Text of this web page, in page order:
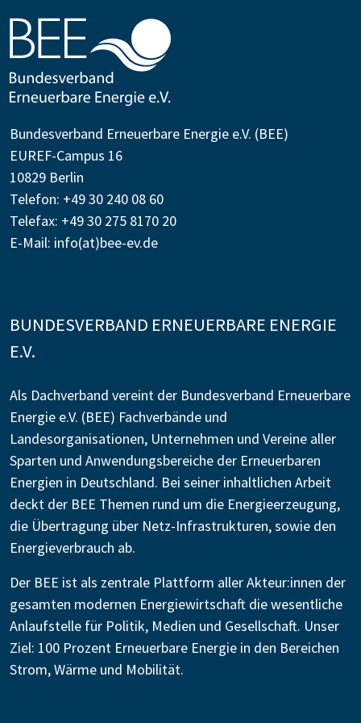
Bundesverband Erneuerbare Energie e.V. (BEE)
EUREF-Campus 16
10829 Berlin
Telefon: +49 30 240 08 60
Telefax: +49 30 275 8170 20
E-Mail: info(at)bee-ev.de
BUNDESVERBAND ERNEUERBARE ENERGIE
E.V.
Als Dachverband vereint der Bundesverband Erneuerbare
Energie e.V. (BEE) Fachverbände und
Landesorganisationen, Unternehmen und Vereine aller
Sparten und Anwendungsbereiche der Erneuerbaren
Energien in Deutschland. Bei seiner inhaltlichen Arbeit
deckt der BEE Themen rund um die Energieerzeugung,
die Übertragung über Netz-Infrastrukturen, sowie den
Energieverbrauch ab.
Der BEE ist als zentrale Plattform aller Akteur:innen der
gesamten modernen Energiewirtschaft die wesentliche
Anlaufstelle für Politik, Medien und Gesellschaft. Unser
Ziel: 100 Prozent Erneuerbare Energie in den Bereichen
Strom, Wärme und Mobilität.